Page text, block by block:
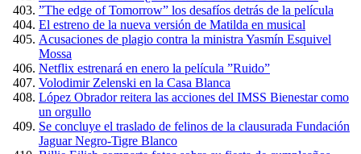
”The edge of Tomorrow” los desafíos detrás de la película
El estreno de la nueva versión de Matilda en musical
Acusaciones de plagio contra la ministra Yasmín Esquivel
Mossa
Netflix estrenará en enero la película ”Ruido”
Volodimir Zelenski en la Casa Blanca
López Obrador reitera las acciones del IMSS Bienestar como
un orgullo
Se concluye el traslado de felinos de la clausurada Fundación
Jaguar Negro-Tigre Blanco